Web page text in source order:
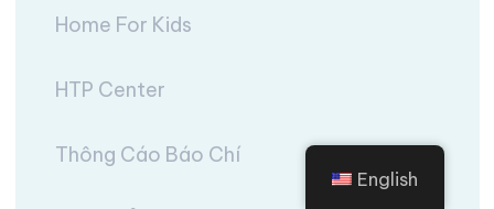
Home For Kids
HTP Center
Thông Cáo Báo Chí
English